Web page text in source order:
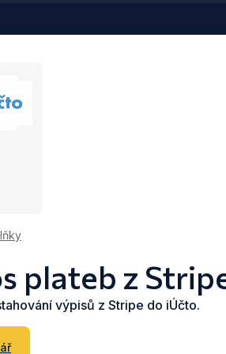
plateb z
výpisů z Stripe do iÚčto.